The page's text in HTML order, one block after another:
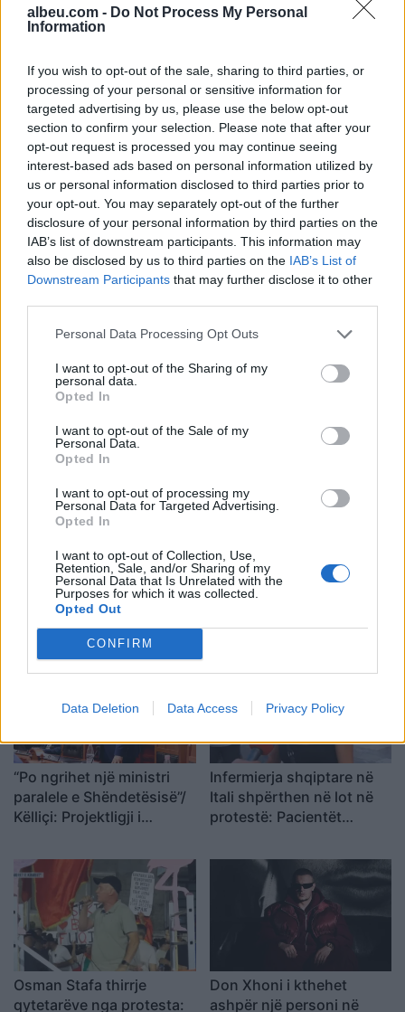
albeu.com - Do Not Process My Personal
Information
If you wish to opt-out of the sale, sharing to third parties, or
processing of your personal or sensitive information for
targeted advertising by us, please use the below opt-out
section to confirm your selection. Please note that after your
opt-out request is processed you may continue seeing
interest-based ads based on personal information utilized by
us or personal information disclosed to third parties prior to
your opt-out. You may separately opt-out of the further
disclosure of your personal information by third parties on the
IAB’s list of downstream participants. This information may
also be disclosed by us to third parties on the IAB’s List of
Downstream Participants that may further disclose it to other
Personal Data Processing Opt Outs
I want to opt-out of the Sharing of my
personal data.
Opted In
I want to opt-out of the Sale of my
Personal Data.
Opted In
I want to opt-out of processing my
Personal Data for Targeted Advertising.
Opted In
I want to opt-out of Collection, Use,
Retention, Sale, and/or Sharing of my
Personal Data that Is Unrelated with the
Purposes for which it was collected.
Opted Out
CONFIRM
Data Deletion Data Access Privacy Policy
Shtuarmë 8.12.2024 16:09
Tags:
arrestim , Durres
“Meta” gjobitet me 567
milionë dollarë të tjerë për
sigurinë e fëmijëve,
kompania: Do ta apelojmë
Horoskopi 7 Gusht 2026/
Çfarë kanë rezervuar yjet
Nga gëzimi i dasmës te
dhimbja e madhe, Arianit
Çetaj gjendet i pajetë në
Pejë
Hyri me Jet Ski në
hapësirën e pushuesve në
mijë lekë drejtuesi
“Po ngrihet një ministri
paralele e Shëndetësisë”/
Këlliçi: Projektligji i
monopolit, SPAK të
ndërhyjë
Infermierja shqiptare në
Itali shpërthen në lot në
protestë: Pacientët
kurim jashtë vendit
Osman Stafa thirrje
qytetarëve nga protesta:
Don Xhoni i kthehet
ashpër një personi në